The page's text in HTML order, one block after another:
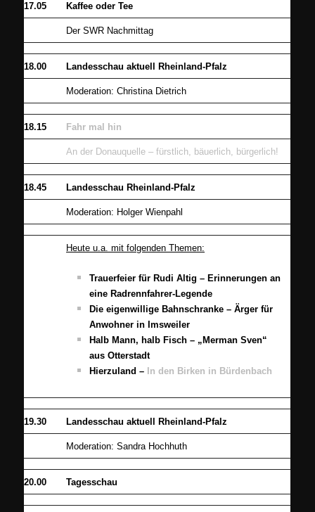
17.05 Kaffee oder Tee
Der SWR Nachmittag
18.00 Landesschau aktuell Rheinland-Pfalz
Moderation: Christina Dietrich
18.15 Fahr mal hin
An der Donauquelle – fürstlich, bäuerlich, bürgerlich!
18.45 Landesschau Rheinland-Pfalz
Moderation: Holger Wienpahl
Heute u.a. mit folgenden Themen:
Trauerfeier für Rudi Altig – Erinnerungen an
eine Radrennfahrer-Legende
Die eigenwillige Bahnschranke – Ärger für
Anwohner in Imsweiler
Halb Mann, halb Fisch – „Merman Sven“
aus Otterstadt
Hierzuland – In den Birken in Bürdenbach
19.30 Landesschau aktuell Rheinland-Pfalz
Moderation: Sandra Hochhuth
20.00 Tagesschau